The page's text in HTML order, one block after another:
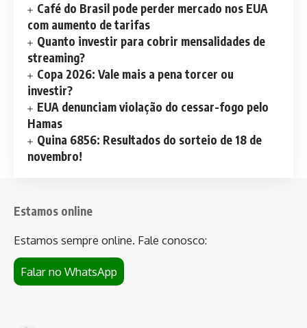
Café do Brasil pode perder mercado nos EUA
com aumento de tarifas
Quanto investir para cobrir mensalidades de
streaming?
Copa 2026: Vale mais a pena torcer ou
investir?
EUA denunciam violação do cessar-fogo pelo
Hamas
Quina 6856: Resultados do sorteio de 18 de
novembro!
Estamos online
Estamos sempre online. Fale conosco:
Falar no WhatsApp